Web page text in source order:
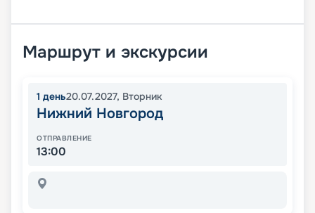
Маршрут и экскурсии
1 день20.07.2027, Вторник
Нижний Новгород
ОТПРАВЛЕНИЕ
13:00